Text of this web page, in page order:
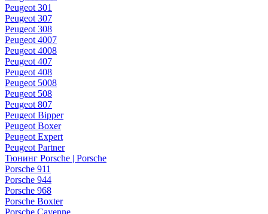
Peugeot 301
Peugeot 307
Peugeot 308
Peugeot 4007
Peugeot 4008
Peugeot 407
Peugeot 408
Peugeot 5008
Peugeot 508
Peugeot 807
Peugeot Bipper
Peugeot Boxer
Peugeot Expert
Peugeot Partner
Тюнинг Porsche | Porsche
Porsche 911
Porsche 944
Porsche 968
Porsche Boxter
Porsche Cayenne